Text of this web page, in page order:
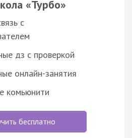
«Турбо»
с
дз с проверкой
онлайн-занятия
комьюнити
бесплатно